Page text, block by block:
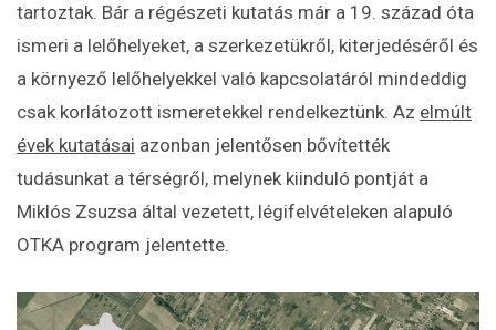
tartoztak. Bár a régészeti kutatás már a 19. század óta
ismeri a lelőhelyeket, a szerkezetükről, kiterjedéséről és
a környező lelőhelyekkel való kapcsolatáról mindeddig
csak korlátozott ismeretekkel rendelkeztünk. Az elmúlt
évek kutatásai azonban jelentősen bővítették
tudásunkat a térségről, melynek kiinduló pontját a
Miklós Zsuzsa által vezetett, légifelvételeken alapuló
OTKA program jelentette.